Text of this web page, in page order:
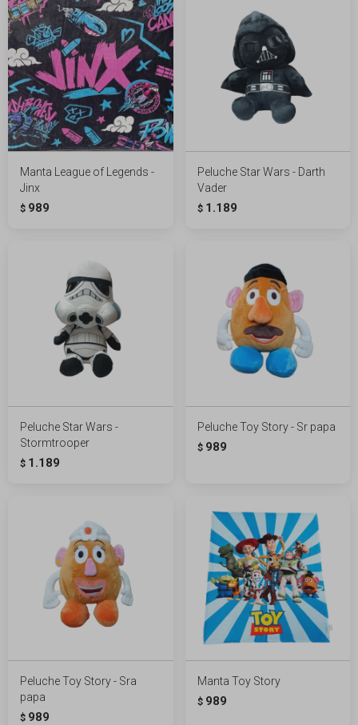
Manta League of Legends -
Jinx
$ 989
Peluche Star Wars - Darth
Vader
$ 1.189
Peluche Star Wars -
Stormtrooper
$ 1.189
Peluche Toy Story - Sr papa
$ 989
Peluche Toy Story - Sra
papa
$ 989
Manta Toy Story
$ 989